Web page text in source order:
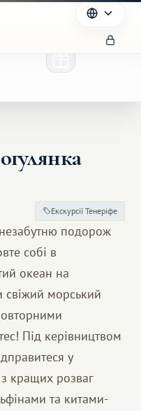
Екскурсії Тенеріфе
подорож
собі в
океан на
свіжий морський
Під керівництвом
у
кращих розваг
та китами-